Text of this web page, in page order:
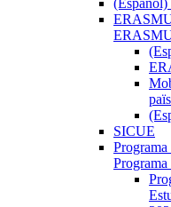
SICUE